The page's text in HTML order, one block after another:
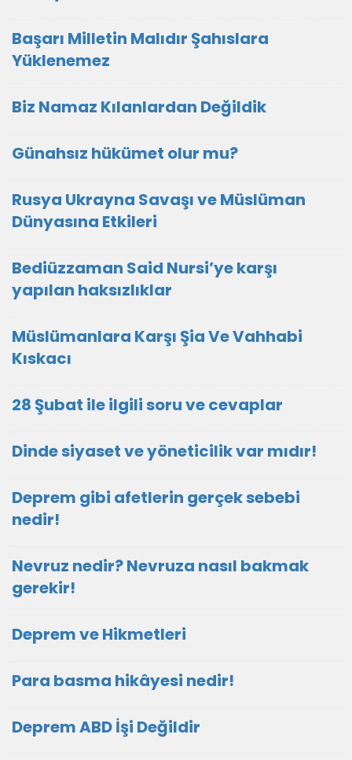
Başarı Milletin Malıdır Şahıslara
Yüklenemez
Biz Namaz Kılanlardan Değildik
Günahsız hükümet olur mu?
Rusya Ukrayna Savaşı ve Müslüman
Dünyasına Etkileri
Bediüzzaman Said Nursi’ye karşı
yapılan haksızlıklar
Müslümanlara Karşı Şia Ve Vahhabi
Kıskacı
28 Şubat ile ilgili soru ve cevaplar
Dinde siyaset ve yöneticilik var mıdır!
Deprem gibi afetlerin gerçek sebebi
nedir!
Nevruz nedir? Nevruza nasıl bakmak
gerekir!
Deprem ve Hikmetleri
Para basma hikâyesi nedir!
Deprem ABD İşi Değildir